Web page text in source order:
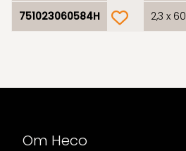
751023060584Hproduct.wishlist2,3 x 60
Om Heco